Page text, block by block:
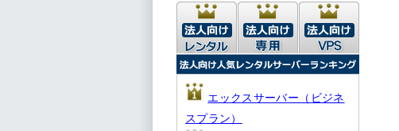
エックスサーバー（ビジネ
スプラン）